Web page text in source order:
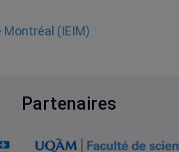
(IEIM)
Partenaires